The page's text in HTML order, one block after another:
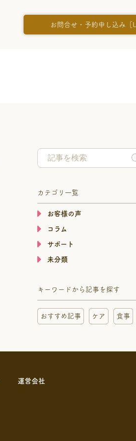
お問合せ・予約申し込み［
カテゴリ一覧
お客様の声
コラム
サポート
未分類
キーワードから記事を探す
おすすめ記事 ケア 食事
運営会社